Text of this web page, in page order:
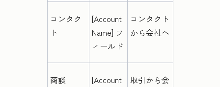
コンタク
ト
[Account
Name] フ
ィールド
コンタクト
から会社へ
商談
[Account
取引から会